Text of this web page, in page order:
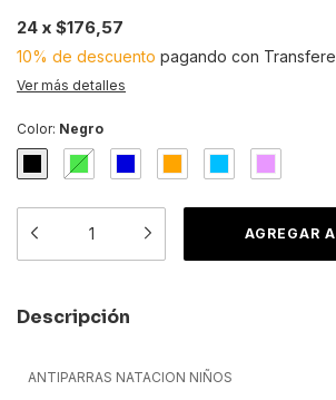
24 x $176,57
10% de descuento pagando con
Ver más detalles
Color: Negro
Descripción
ANTIPARRAS NATACION NIÑOS